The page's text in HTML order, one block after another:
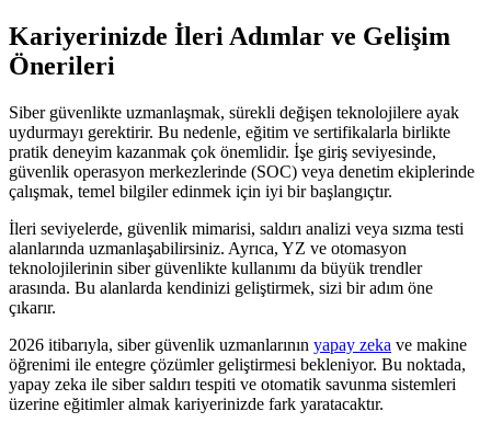
Kariyerinizde İleri Adımlar ve Gelişim
Önerileri
Siber güvenlikte uzmanlaşmak, sürekli değişen teknolojilere ayak
uydurmayı gerektirir. Bu nedenle, eğitim ve sertifikalarla birlikte
pratik deneyim kazanmak çok önemlidir. İşe giriş seviyesinde,
güvenlik operasyon merkezlerinde (SOC) veya denetim ekiplerinde
çalışmak, temel bilgiler edinmek için iyi bir başlangıçtır.
İleri seviyelerde, güvenlik mimarisi, saldırı analizi veya sızma testi
alanlarında uzmanlaşabilirsiniz. Ayrıca, YZ ve otomasyon
teknolojilerinin siber güvenlikte kullanımı da büyük trendler
arasında. Bu alanlarda kendinizi geliştirmek, sizi bir adım öne
çıkarır.
2026 itibarıyla, siber güvenlik uzmanlarının yapay zeka ve makine
öğrenimi ile entegre çözümler geliştirmesi bekleniyor. Bu noktada,
yapay zeka ile siber saldırı tespiti ve otomatik savunma sistemleri
üzerine eğitimler almak kariyerinizde fark yaratacaktır.